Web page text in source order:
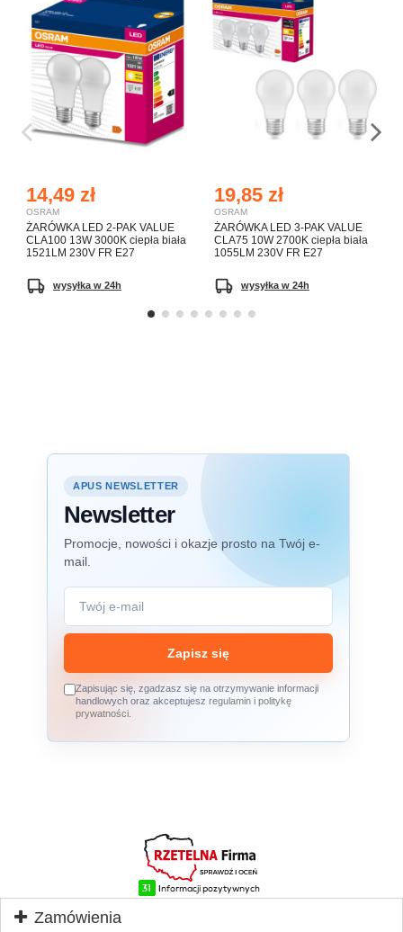
14,49 zł
OSRAM
ŻARÓWKA LED 2-PAK VALUE
CLA100 13W 3000K ciepła biała
1521LM 230V FR E27
wysyłka w 24h
19,85 zł
OSRAM
ŻARÓWKA LED 3-PAK VALUE
CLA75 10W 2700K ciepła biała
1055LM 230V FR E27
wysyłka w 24h
APUS NEWSLETTER
Newsletter
Promocje, nowości i okazje prosto na Twój e-
mail.
Zapisz się
Zapisując się, zgadzasz się na otrzymywanie informacji
handlowych oraz akceptujesz regulamin i politykę
prywatności
Zamówienia